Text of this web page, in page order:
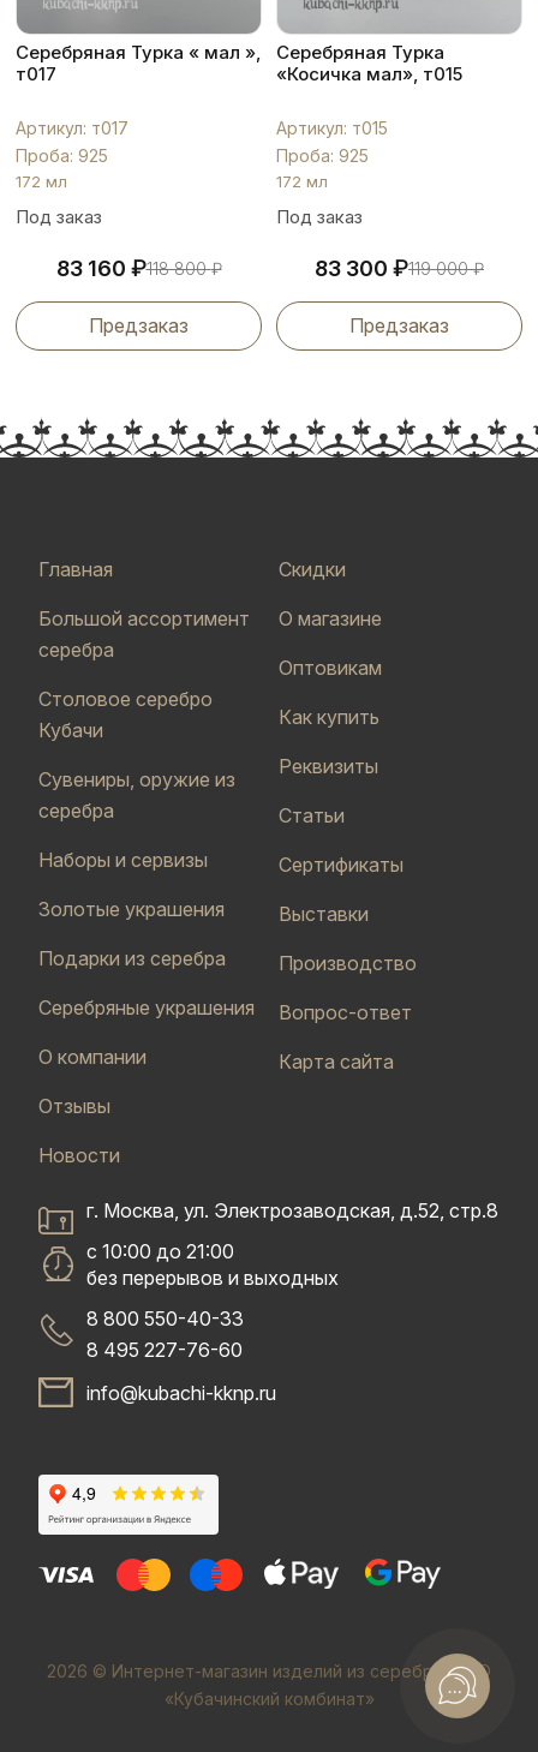
Серебряная Турка « мал »,
т017
Артикул: т017
Проба: 925
172 мл
Под заказ
83 160 ₽118 800₽
Предзаказ
Серебряная Турка
«Косичка мал», т015
Артикул: т015
Проба: 925
172 мл
Под заказ
83 300 ₽119 000₽
Предзаказ
Главная
Большой ассортимент
серебра
Столовое серебро
Кубачи
Сувениры, оружие из
серебра
Наборы и сервизы
Золотые украшения
Подарки из серебра
Серебряные украшения
О компании
Отзывы
Новости
Скидки
О магазине
Оптовикам
Как купить
Реквизиты
Статьи
Сертификаты
Выставки
Производство
Вопрос-ответ
Карта сайта
г. Москва, ул. Электрозаводская, д.52, стр.8
с 10:00 до 21:00
без перерывов и выходных
8 800 550-40-33
8 495 227-76-60
info@kubachi-kknp.ru
2026 © Интернет-магазин изделий из серебра. ООО
«Кубачинский комбинат»